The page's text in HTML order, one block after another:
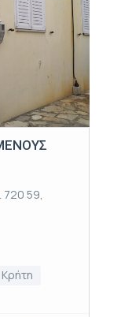
720 59,
Κρήτη